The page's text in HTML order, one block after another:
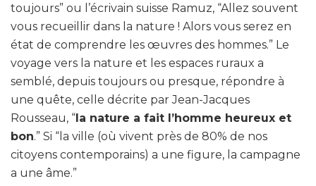
toujours” ou l’écrivain suisse Ramuz, “Allez souvent
vous recueillir dans la nature ! Alors vous serez en
état de comprendre les œuvres des hommes.” Le
voyage vers la nature et les espaces ruraux a
semblé, depuis toujours ou presque, répondre à
une quête, celle décrite par Jean-Jacques
Rousseau, “la nature a fait l’homme heureux et
bon.” Si “la ville (où vivent près de 80% de nos
citoyens contemporains) a une figure, la campagne
a une âme.”